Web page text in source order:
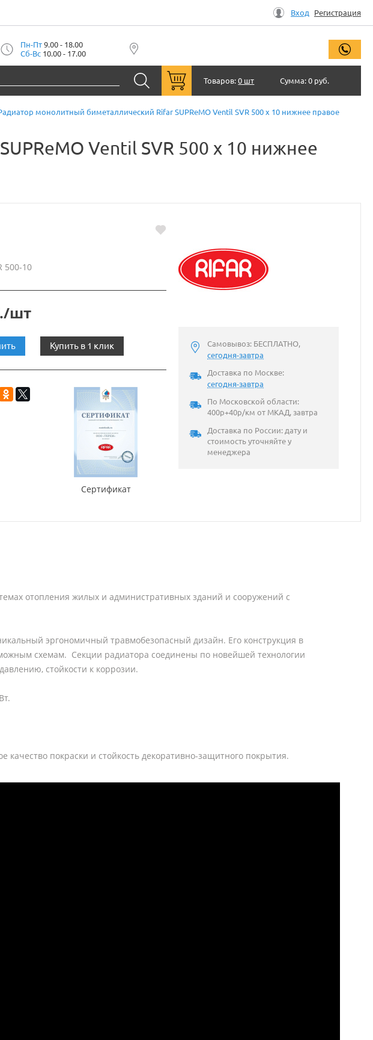
Вход Регистрация
Пн-Пт9.00 - 18.00
Сб-Вс10.00 - 17.00
Товаров:0 шт Сумма:0 руб.
монолитный биметаллический Rifar SUPReMO Ventil SVR 500 x 10 нижнее правое
Ventil SVR 500 x 10 нижнее
500-10
шт
Купить в 1 клик
Сертификат
Самовывоз: БЕСПЛАТНО,
сегодня-завтра
Доставка по Москве:
сегодня-завтра
По Московской области:
400р+40р/км от МКАД, завтра
Доставка по России: дату и
стоимость уточняйте у
менеджера
отопления жилых и административных зданий и сооружений с
эргономичный травмобезопасный дизайн. Его конструкция в
схемам. Секции радиатора соединены по новейшей технологии
стойкости к коррозии.
качество покраски и стойкость декоративно-защитного покрытия.